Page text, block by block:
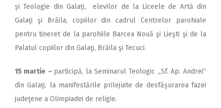
și Teologie din Galați, elevilor de la Liceele de Artă din
Galaţi şi Brăila, copiilor din cadrul Centrelor parohiale
pentru tineret de la parohiile Barcea Nouă şi Lieşti şi de la
Palatul copiilor din Galaţi, Brăila şi Tecuci.
15 martie – participă, la Seminarul Teologic „Sf. Ap. Andrei“
din Galaţi, la manifestările prilejuite de desfăşurarea fazei
judeţene a Olimpiadei de religie.